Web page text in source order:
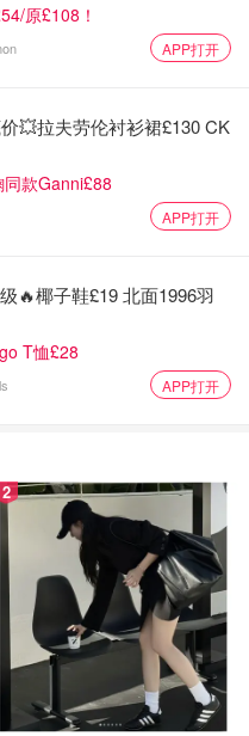
可出锅晾凉，然后就可以
原£108！
APP打开
💥拉夫劳伦衬衫裙£130 CK
款Ganni£88
APP打开
🔥椰子鞋£19 北面1996羽
T恤£28
APP打开
2